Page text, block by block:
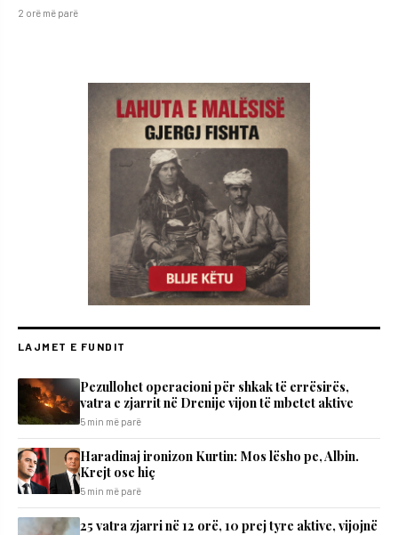
2 orë më parë
LAJMET E FUNDIT
Pezullohet operacioni për shkak të errësirës,
vatra e zjarrit në Drenije vijon të mbetet aktive
5 min më parë
Haradinaj ironizon Kurtin: Mos lësho pe, Albin.
Krejt ose hiç
5 min më parë
25 vatra zjarri në 12 orë, 10 prej tyre aktive, vijojnë